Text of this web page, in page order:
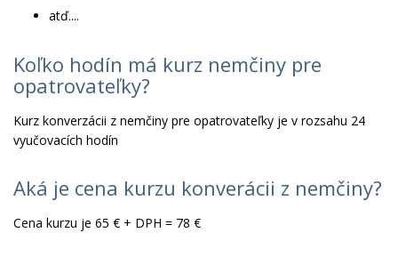
atď....
Koľko hodín má kurz nemčiny pre
opatrovateľky?
Kurz konverzácii z nemčiny pre opatrovateľky je v rozsahu 24
vyučovacích hodín
Aká je cena kurzu konverácii z nemčiny?
Cena kurzu je 65 € + DPH = 78 €